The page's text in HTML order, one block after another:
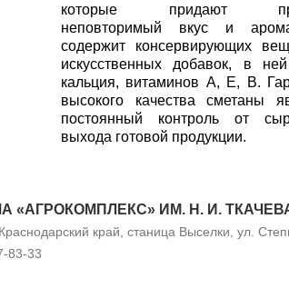
которые придают
неповторимый вкус и
содержит консервирующих
искусственных добавок, в
кальция, витаминов А, Е, В.
высокого качества сметаны
постоянный контроль от
выхода готовой продукции.
«АГРОКОМПЛЕКС» ИМ. Н. И.
край, станица Выселки, ул.
83-33